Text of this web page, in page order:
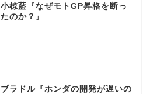
小椋藍『なぜモトGP昇格を断っ
たのか？』
ブラドル『ホンダの開発が遅いの